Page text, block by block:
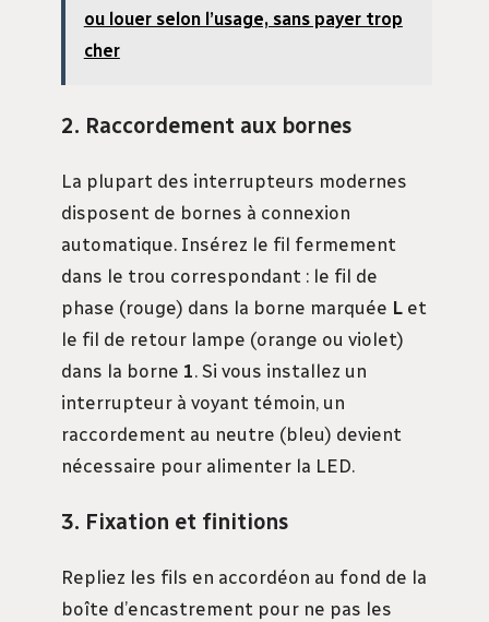
ou louer selon l’usage, sans payer trop
cher
2. Raccordement aux bornes
La plupart des interrupteurs modernes
disposent de bornes à connexion
automatique. Insérez le fil fermement
dans le trou correspondant : le fil de
phase (rouge) dans la borne marquée L et
le fil de retour lampe (orange ou violet)
dans la borne 1. Si vous installez un
interrupteur à voyant témoin, un
raccordement au neutre (bleu) devient
nécessaire pour alimenter la LED.
3. Fixation et finitions
Repliez les fils en accordéon au fond de la
boîte d’encastrement pour ne pas les